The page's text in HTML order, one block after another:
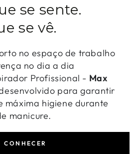
se sente.
se vê.
no espaço de trabalho
no dia a dia
Profissional - Max
para garantir
máxima higiene durante
manicure.
CONHECER